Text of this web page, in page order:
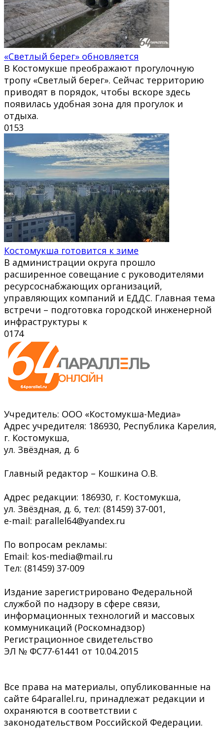
«Светлый берег» обновляется
В Костомукше преображают прогулочную
тропу «Светлый берег». Сейчас территорию
приводят в порядок, чтобы вскоре здесь
появилась удобная зона для прогулок и
отдыха.
0153
Костомукша готовится к зиме
В администрации округа прошло
расширенное совещание с руководителями
ресурсоснабжающих организаций,
управляющих компаний и ЕДДС. Главная тема
встречи – подготовка городской инженерной
инфраструктуры к
0174
Учредитель: ООО «Костомукша-Медиа»
Адрес учредителя: 186930, Республика Карелия,
г. Костомукша,
ул. Звёздная, д. 6
Главный редактор – Кошкина О.В.
Адрес редакции: 186930, г. Костомукша,
ул. Звёздная, д. 6, тел: (81459) 37-001,
e-mail: parallel64@yandex.ru
По вопросам рекламы:
Email: kos-media@mail.ru
Тел: (81459) 37-009
Издание зарегистрировано Федеральной
службой по надзору в сфере связи,
информационных технологий и массовых
коммуникаций (Роскомнадзор)
Регистрационное свидетельство
ЭЛ № ФС77-61441 от 10.04.2015
Все права на материалы, опубликованные на
сайте 64parallel.ru, принадлежат редакции и
охраняются в соответствии с
законодательством Российской Федерации.